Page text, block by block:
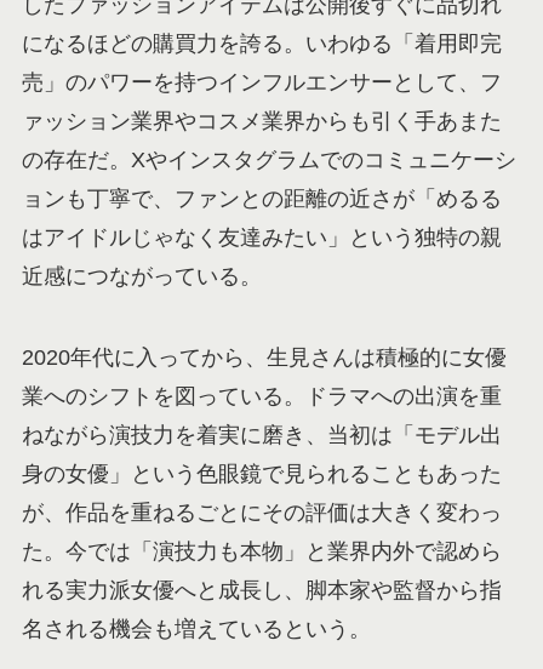
になるほどの購買力を誇る。いわゆる「着用即完
売」のパワーを持つインフルエンサーとして、フ
ァッション業界やコスメ業界からも引く手あまた
の存在だ。Xやインスタグラムでのコミュニケーシ
ョンも丁寧で、ファンとの距離の近さが「めるる
はアイドルじゃなく友達みたい」という独特の親
近感につながっている。
2020年代に入ってから、生見さんは積極的に女優
業へのシフトを図っている。ドラマへの出演を重
ねながら演技力を着実に磨き、当初は「モデル出
身の女優」という色眼鏡で見られることもあった
が、作品を重ねるごとにその評価は大きく変わっ
た。今では「演技力も本物」と業界内外で認めら
れる実力派女優へと成長し、脚本家や監督から指
名される機会も増えているという。